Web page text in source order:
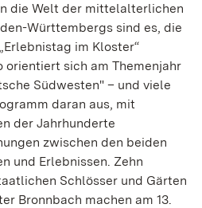
die Welt der mittelalterlichen
Württembergs sind es, die
im Kloster“
orientiert sich am Themenjahr
Südwesten" – und viele
daran aus, mit
der Jahrhunderte
zwischen den beiden
und Erlebnissen. Zehn
Schlösser und Gärten
Bronnbach machen am 13.